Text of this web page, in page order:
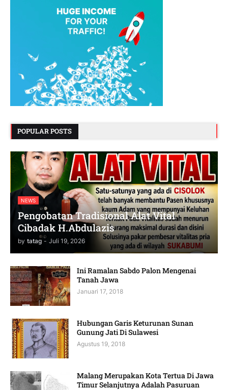
POPULAR POSTS
NEWS
Pengobatan Tradisional Alat Vital
Cibadak H.Abdulazis
by tatag - Juli 19, 2026
Ini Ramalan Sabdo Palon Mengenai
Tanah Jawa
Januari 17, 2018
Hubungan Garis Keturunan Sunan
Gunung Jati Di Sulawesi
Agustus 19, 2018
Malang Merupakan Kota Tertua Di Jawa
Timur Selanjutnya Adalah Pasuruan